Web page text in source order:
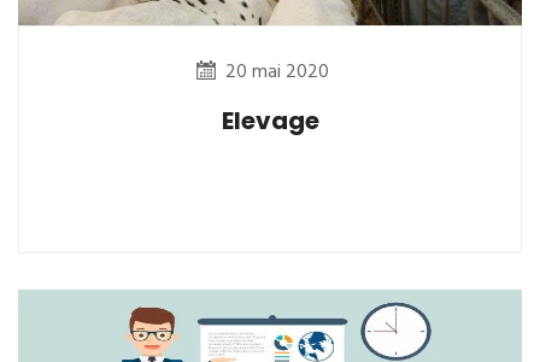
20 mai 2020
Elevage